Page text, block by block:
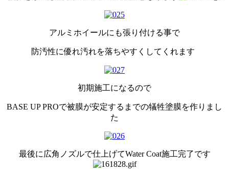
アルミホイールにも張り付ける事で
防汚性に優れ汚れを落ちやすくしてくれます
初期施工になるので
BASE UP PROで被膜が安定するまでの犠牲塗膜を作りまし
た
最後に広角ノズルで仕上げてWater Coat施工完了です